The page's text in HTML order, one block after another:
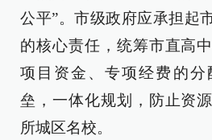
公平”。市级政府应承担起
的核心责任，统筹市直高
项目资金、专项经费的分
垒，一体化规划，防止资
所城区名校。